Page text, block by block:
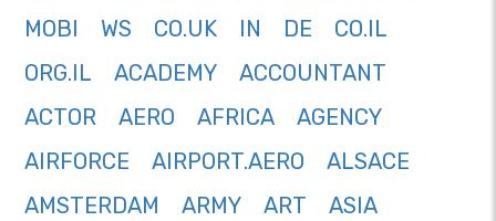
MOBI
WS CO.UK IN DE
CO.IL
ORG.IL
ACADEMY
ACCOUNTANT
ACTOR
AERO AFRICA
AGENCY
AIRFORCE
AIRPORT.AERO
ALSACE
AMSTERDAM
ARMY ART
ASIA